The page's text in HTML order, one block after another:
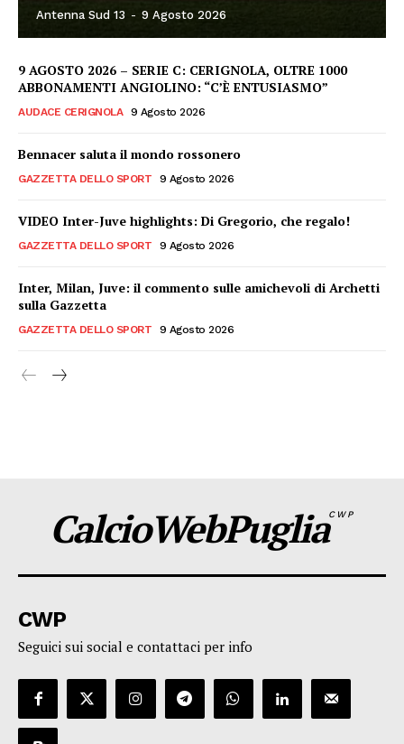
Antenna Sud 13 - 9 Agosto 2026
9 AGOSTO 2026 – SERIE C: CERIGNOLA, OLTRE 1000
ABBONAMENTI ANGIOLINO: “C’È ENTUSIASMO”
AUDACE CERIGNOLA 9 Agosto 2026
Bennacer saluta il mondo rossonero
GAZZETTA DELLO SPORT 9 Agosto 2026
VIDEO Inter-Juve highlights: Di Gregorio, che regalo!
GAZZETTA DELLO SPORT 9 Agosto 2026
Inter, Milan, Juve: il commento sulle amichevoli di Archetti
sulla Gazzetta
GAZZETTA DELLO SPORT 9 Agosto 2026
CalcioWebPugliaCWP
CWP
Seguici sui social e contattaci per info